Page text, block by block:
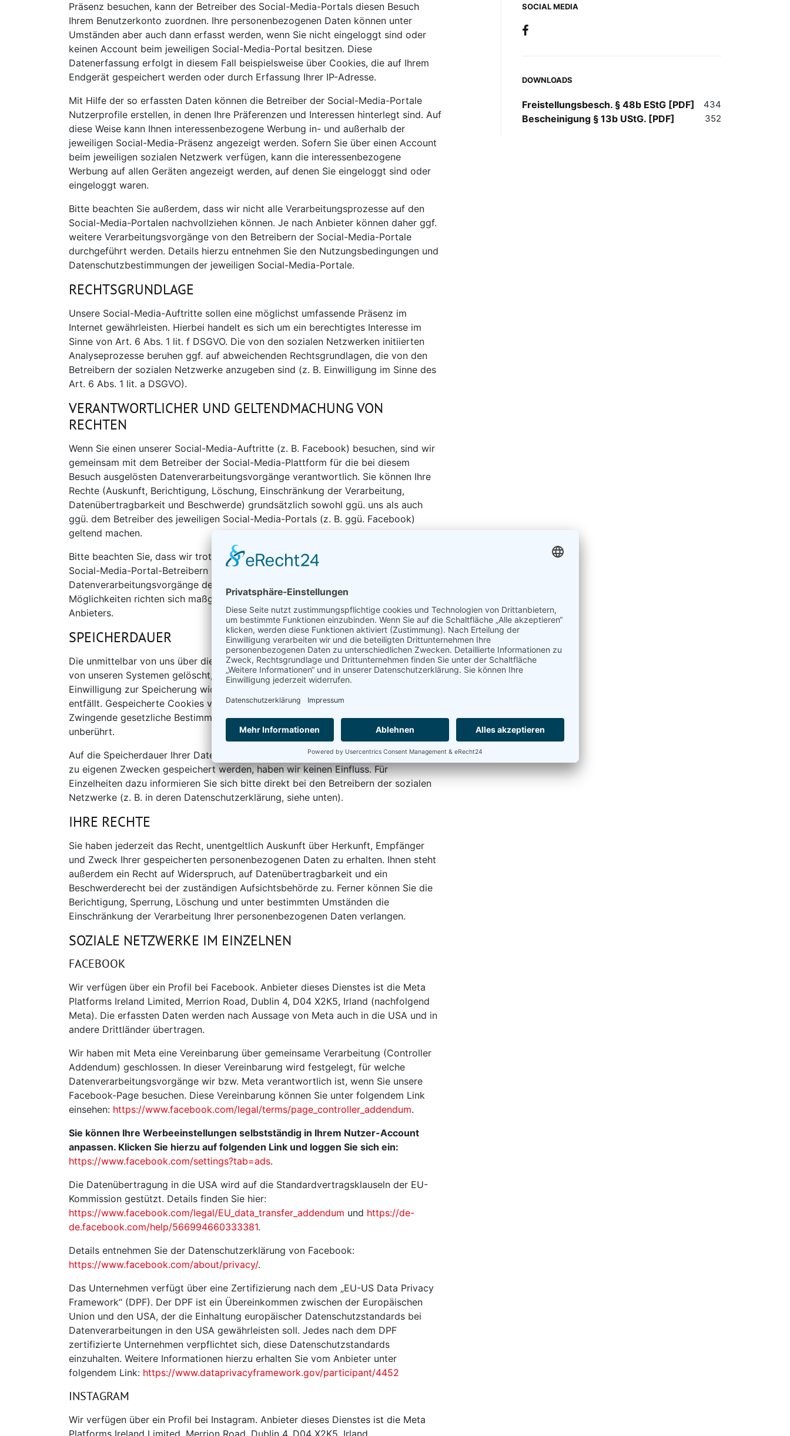
Präsenz besuchen, kann der Betreiber des Social-Media-Portals diesen Besuch
Ihrem Benutzerkonto zuordnen. Ihre personenbezogenen Daten können unter
Umständen aber auch dann erfasst werden, wenn Sie nicht eingeloggt sind oder
keinen Account beim jeweiligen Social-Media-Portal besitzen. Diese
Datenerfassung erfolgt in diesem Fall beispielsweise über Cookies, die auf Ihrem
Endgerät gespeichert werden oder durch Erfassung Ihrer IP-Adresse.
Mit Hilfe der so erfassten Daten können die Betreiber der Social-Media-Portale
Nutzerprofile erstellen, in denen Ihre Präferenzen und Interessen hinterlegt sind. Auf
diese Weise kann Ihnen interessenbezogene Werbung in- und außerhalb der
jeweiligen Social-Media-Präsenz angezeigt werden. Sofern Sie über einen Account
beim jeweiligen sozialen Netzwerk verfügen, kann die interessenbezogene
Werbung auf allen Geräten angezeigt werden, auf denen Sie eingeloggt sind oder
eingeloggt waren.
Bitte beachten Sie außerdem, dass wir nicht alle Verarbeitungsprozesse auf den
Social-Media-Portalen nachvollziehen können. Je nach Anbieter können daher ggf.
weitere Verarbeitungsvorgänge von den Betreibern der Social-Media-Portale
durchgeführt werden. Details hierzu entnehmen Sie den Nutzungsbedingungen und
Datenschutzbestimmungen der jeweiligen Social-Media-Portale.
RECHTSGRUNDLAGE
Unsere Social-Media-Auftritte sollen eine möglichst umfassende Präsenz im
Internet gewährleisten. Hierbei handelt es sich um ein berechtigtes Interesse im
Sinne von Art. 6 Abs. 1 lit. f DSGVO. Die von den sozialen Netzwerken initiierten
Analyseprozesse beruhen ggf. auf abweichenden Rechtsgrundlagen, die von den
Betreibern der sozialen Netzwerke anzugeben sind (z. B. Einwilligung im Sinne des
Art. 6 Abs. 1 lit. a DSGVO).
VERANTWORTLICHER UND GELTENDMACHUNG VON
RECHTEN
Wenn Sie einen unserer Social-Media-Auftritte (z. B. Facebook) besuchen, sind wir
gemeinsam mit dem Betreiber der Social-Media-Plattform für die bei diesem
Besuch ausgelösten Datenverarbeitungsvorgänge verantwortlich. Sie können Ihre
Rechte (Auskunft, Berichtigung, Löschung, Einschränkung der Verarbeitung,
Datenübertragbarkeit und Beschwerde) grundsätzlich sowohl ggü. uns als auch
ggü. dem Betreiber des jeweiligen Social-Media-Portals (z. B. ggü. Facebook)
geltend machen.
Bitte beachten Sie, dass wir trotz der gemeinsamen Verantwortlichkeit mit den
Social-Media-Portal-Betreibern nicht vollumfänglich Einfluss auf die
Datenverarbeitungsvorgänge der Social-Media-Portale haben. Unsere
Möglichkeiten richten sich maßgeblich nach der Unternehmenspolitik des jeweiligen
Anbieters.
SPEICHERDAUER
Die unmittelbar von uns über die Social-Media-Präsenz erfassten Daten werden
von unseren Systemen gelöscht, sobald Sie uns zur Löschung auffordern, Ihre
Einwilligung zur Speicherung widerrufen oder der Zweck für die Datenspeicherung
entfällt. Gespeicherte Cookies verbleiben auf Ihrem Endgerät, bis Sie sie löschen.
Zwingende gesetzliche Bestimmungen – insb. Aufbewahrungsfristen – bleiben
unberührt.
Auf die Speicherdauer Ihrer Daten, die von den Betreibern der sozialen Netzwerke
zu eigenen Zwecken gespeichert werden, haben wir keinen Einfluss. Für
Einzelheiten dazu informieren Sie sich bitte direkt bei den Betreibern der sozialen
Netzwerke (z. B. in deren Datenschutzerklärung, siehe unten).
IHRE RECHTE
Sie haben jederzeit das Recht, unentgeltlich Auskunft über Herkunft, Empfänger
und Zweck Ihrer gespeicherten personenbezogenen Daten zu erhalten. Ihnen steht
außerdem ein Recht auf Widerspruch, auf Datenübertragbarkeit und ein
Beschwerderecht bei der zuständigen Aufsichtsbehörde zu. Ferner können Sie die
Berichtigung, Sperrung, Löschung und unter bestimmten Umständen die
Einschränkung der Verarbeitung Ihrer personenbezogenen Daten verlangen.
SOZIALE NETZWERKE IM EINZELNEN
FACEBOOK
Wir verfügen über ein Profil bei Facebook. Anbieter dieses Dienstes ist die Meta
Platforms Ireland Limited, Merrion Road, Dublin 4, D04 X2K5, Irland (nachfolgend
Meta). Die erfassten Daten werden nach Aussage von Meta auch in die USA und in
andere Drittländer übertragen.
Wir haben mit Meta eine Vereinbarung über gemeinsame Verarbeitung (Controller
Addendum) geschlossen. In dieser Vereinbarung wird festgelegt, für welche
Datenverarbeitungsvorgänge wir bzw. Meta verantwortlich ist, wenn Sie unsere
Facebook-Page besuchen. Diese Vereinbarung können Sie unter folgendem Link
einsehen: https://www.facebook.com/legal/terms/page_controller_addendum.
Sie können Ihre Werbeeinstellungen selbstständig in Ihrem Nutzer-Account
anpassen. Klicken Sie hierzu auf folgenden Link und loggen Sie sich ein:
https://www.facebook.com/settings?tab=ads.
Die Datenübertragung in die USA wird auf die Standardvertragsklauseln der EU-
Kommission gestützt. Details finden Sie hier:
https://www.facebook.com/legal/EU_data_transfer_addendum und https://de-
de.facebook.com/help/566994660333381.
Details entnehmen Sie der Datenschutzerklärung von Facebook:
https://www.facebook.com/about/privacy/.
Das Unternehmen verfügt über eine Zertifizierung nach dem „EU-US Data Privacy
Framework“ (DPF). Der DPF ist ein Übereinkommen zwischen der Europäischen
Union und den USA, der die Einhaltung europäischer Datenschutzstandards bei
Datenverarbeitungen in den USA gewährleisten soll. Jedes nach dem DPF
zertifizierte Unternehmen verpflichtet sich, diese Datenschutzstandards
einzuhalten. Weitere Informationen hierzu erhalten Sie vom Anbieter unter
folgendem Link: https://www.dataprivacyframework.gov/participant/4452
INSTAGRAM
Wir verfügen über ein Profil bei Instagram. Anbieter dieses Dienstes ist die Meta
SOCIAL MEDIA
DOWNLOADS
Freistellungsbesch. § 48b EStG [PDF] 434
Bescheinigung § 13b UStG. [PDF] 352